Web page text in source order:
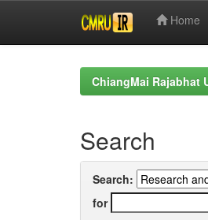
Home
ChiangMai Rajabhat
Search
Search:
for